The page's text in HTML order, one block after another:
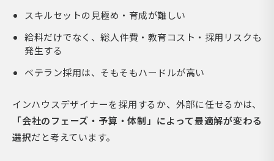
スキルセットの見極め・育成が難しい
給料だけでなく、総人件費・教育コスト・採用リスクも
発生する
ベテラン採用は、そもそもハードルが高い
インハウスデザイナーを採用するか、外部に任せるかは、
「会社のフェーズ・予算・体制」によって最適解が変わる
選択だと考えています。